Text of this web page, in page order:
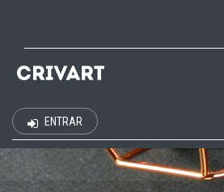
ENTRAR